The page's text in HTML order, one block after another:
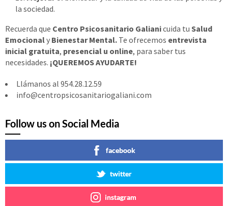
la sociedad.
Recuerda que Centro Psicosanitario Galianicuida tu Salud
Emocionaly Bienestar Mental. Te ofrecemos entrevista
inicial gratuita, presencial u online, para saber tus
necesidades. ¡QUEREMOS AYUDARTE!
Llámanos al 954.28.12.59
info@centropsicosanitariogaliani.com
Follow us on Social Media
facebook
twitter
instagram